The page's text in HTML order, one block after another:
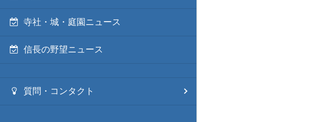
寺社・城・庭園ニュース
信長の野望ニュース
質問・コンタクト